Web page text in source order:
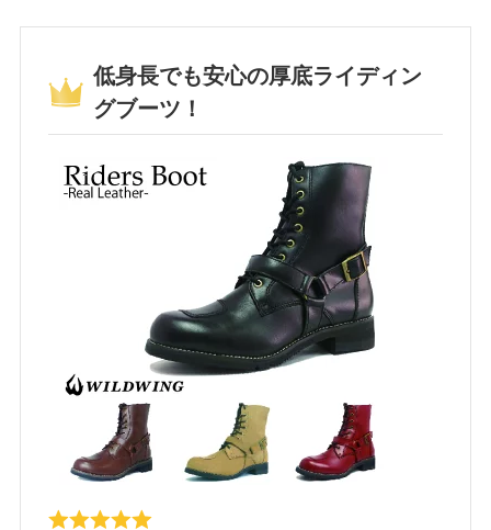
低身長でも安心の厚底ライディン
グブーツ！